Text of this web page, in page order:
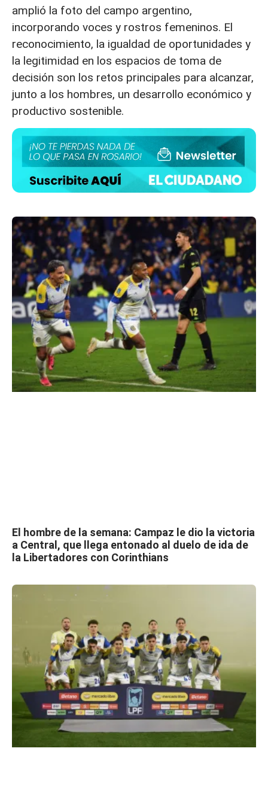
amplió la foto del campo argentino,
incorporando voces y rostros femeninos. El
reconocimiento, la igualdad de oportunidades y
la legitimidad en los espacios de toma de
decisión son los retos principales para alcanzar,
junto a los hombres, un desarrollo económico y
productivo sostenible.
El hombre de la semana: Campaz le dio la victoria
a Central, que llega entonado al duelo de ida de
la Libertadores con Corinthians